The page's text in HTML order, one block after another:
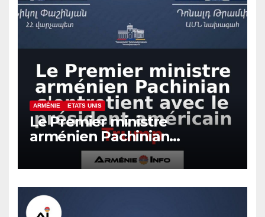
ARMÉNIE ETATS UNIS
Le Premier ministre
arménien Pachinian
s’entretient avec le président
américain Trump